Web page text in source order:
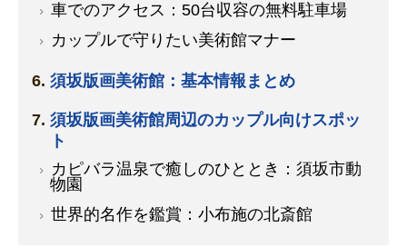
車でのアクセス：50台収容の無料駐車場
カップルで守りたい美術館マナー
須坂版画美術館：基本情報まとめ
須坂版画美術館周辺のカップル向けスポッ
ト
カピバラ温泉で癒しのひととき：須坂市動
物園
世界的名作を鑑賞：小布施の北斎館